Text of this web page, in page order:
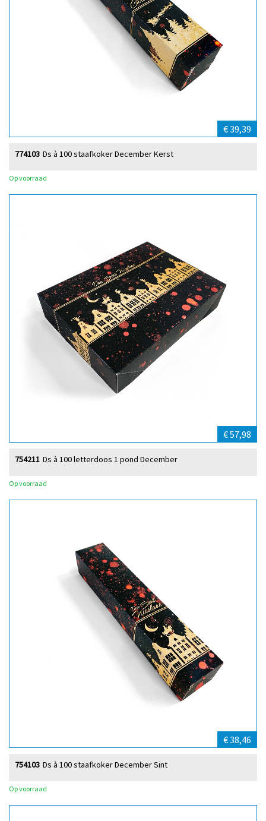
€ 39,39
Ds à 100 staafkoker December Kerst
774103
Op voorraad
€ 57,98
Ds à 100 letterdoos 1 pond December
754211
Op voorraad
€ 38,46
Ds à 100 staafkoker December Sint
754103
Op voorraad